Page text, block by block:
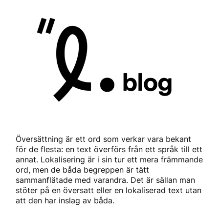
Översättning är ett ord som verkar vara bekant
för de flesta: en text överförs från ett språk till ett
annat. Lokalisering är i sin tur ett mera främmande
ord, men de båda begreppen är tätt
sammanflätade med varandra. Det är sällan man
stöter på en översatt eller en lokaliserad text utan
att den har inslag av båda.